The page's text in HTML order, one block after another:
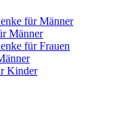
für Männer
Männer
für Frauen
Kinder